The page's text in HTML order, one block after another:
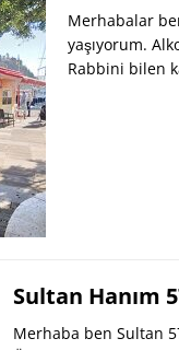
Merhabalar
yaşıyorum.
Rabbini bilen
Sultan Hanım
Merhaba ben Sultan